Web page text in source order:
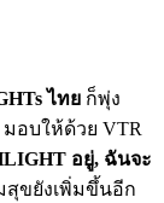
ไทย ก็พุ่ง
อบให้ด้วย VTR
อยู่, ฉันจะ
สุขยังเพิ่มขึ้นอีก